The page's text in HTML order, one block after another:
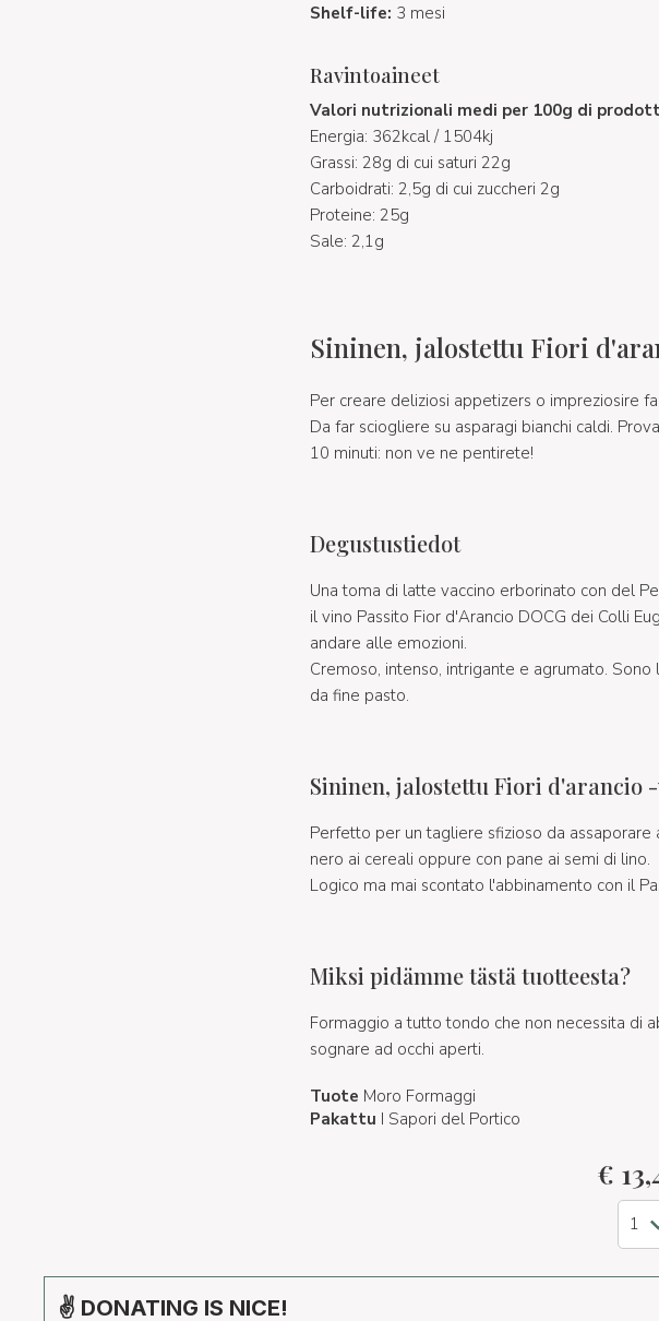
Shelf-life: 3 mesi
Ravintoaineet
Valori nutrizionali medi per 100g di
Energia: 362kcal / 1504kj
Grassi: 28g di cui saturi 22g
Carboidrati: 2,5g di cui zuccheri 2g
Proteine: 25g
Sale: 2,1g
Sininen, jalostettu Fiori
Per creare deliziosi appetizers o impreziosire
Da far sciogliere su asparagi bianchi caldi.
10 minuti: non ve ne pentirete!
Degustustiedot
Una toma di latte vaccino erborinato con del
il vino Passito Fior d'Arancio DOCG dei Colli
andare alle emozioni.
Cremoso, intenso, intrigante e agrumato.
da fine pasto.
Sininen, jalostettu Fiori d'arancio
Perfetto per un tagliere sfizioso da
nero ai cereali oppure con pane ai semi di lino.
Logico ma mai scontato l'abbinamento con il
Miksi pidämme tästä tuotteesta?
Formaggio a tutto tondo che non necessita di
sognare ad occhi aperti.
Tuote Moro Formaggi
Pakattu I Sapori del Portico
€
✌ DONATING IS NICE!